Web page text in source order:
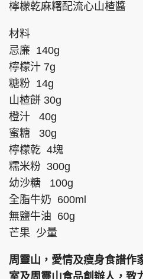
檸檬乾麻糬配流心山楂醬
材料
忌廉 140g
檸檬汁 7g
糖粉 14g
山楂餅 30g
橙汁 40g
蜜糖 30g
檸檬乾 4塊
糯米粉 300g
幼沙糖 100g
全脂牛奶 600ml
無鹽牛油 60g
芒果 少量
周靈山，愛情及瘦身食譜作